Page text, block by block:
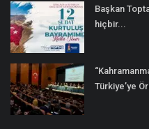
Başkan
hiçbir...
Türkiye’ye